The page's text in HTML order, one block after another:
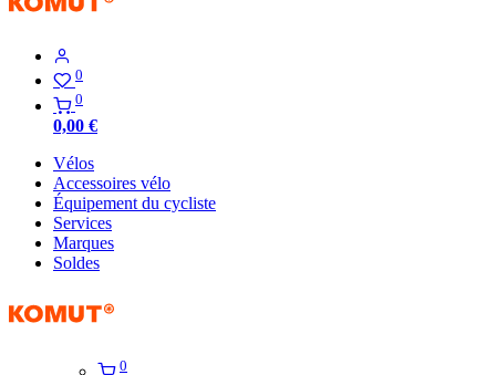
0
0
0,00 €
Vélos
Accessoires vélo
Équipement du cycliste
Services
Marques
Soldes
0